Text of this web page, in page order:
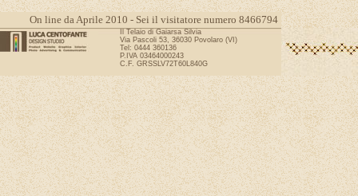
On line da Aprile 2010 - Sei il visitatore numero 8466794
Il Telaio di Gaiarsa Silvia
Via Pascoli 53, 36030 Povolaro (VI)
Tel: 0444 360136
P.IVA 03464000243
C.F. GRSSLV72T60L840G